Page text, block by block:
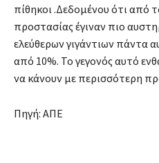
πίθηκοι .Δεδομένου ότι από
προστασίας έγιναν πιο
ελεύθερων γιγάντιων πάντα
από 10%. Το γεγονός αυτό
να κάνουν με περισσότερη
Πηγή: ΑΠΕ